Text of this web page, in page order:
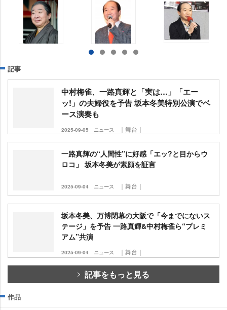
記事
中村梅雀、一路真輝と「実は…」「エー
ッ!」の夫婦役を予告 坂本冬美特別公演でベ
ース演奏も
2025-09-05 ニュース ｜舞台｜
一路真輝の“人間性”に好感「エッ?と目からウ
ロコ」 坂本冬美が素顔を証言
2025-09-04 ニュース ｜舞台｜
坂本冬美、万博閉幕の大阪で「今までにないス
テージ」を予告 一路真輝&中村梅雀ら“プレミ
アム”共演
2025-09-04 ニュース ｜舞台｜
記事をもっと見る
作品